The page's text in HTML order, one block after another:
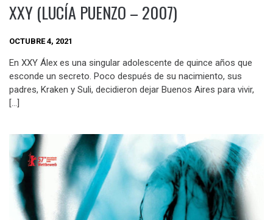
XXY (LUCÍA PUENZO – 2007)
OCTUBRE 4, 2021
En XXY Álex es una singular adolescente de quince años que
esconde un secreto. Poco después de su nacimiento, sus
padres, Kraken y Suli, decidieron dejar Buenos Aires para vivir,
[…]